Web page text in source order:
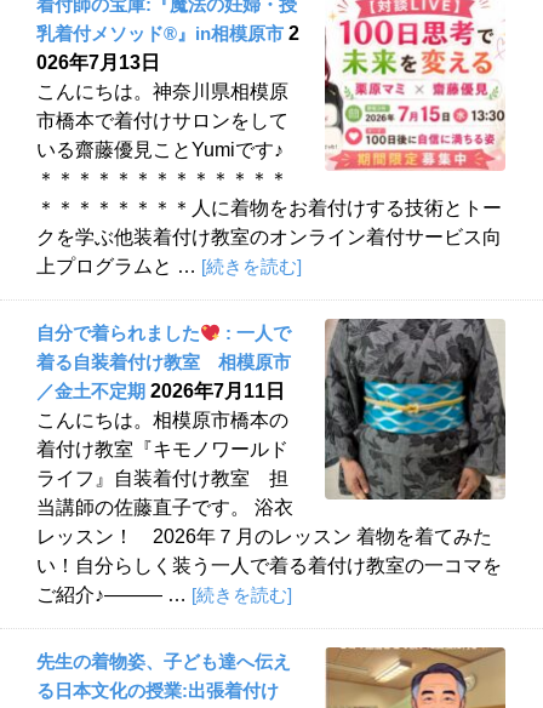
着付師の宝庫:『魔法の妊婦・授
乳着付メソッド®︎』in相模原市 2
026年7月13日
こんにちは。神奈川県相模原
市橋本で着付けサロンをして
いる齋藤優見ことYumiです♪
＊＊＊＊＊＊＊＊＊＊＊＊＊
＊＊＊＊＊＊＊＊人に着物をお着付けする技術とトー
クを学ぶ他装着付け教室のオンライン着付サービス向
上プログラムと … [続きを読む]
自分で着られました
: 一人で
着る自装着付け教室 相模原市
／金土不定期 2026年7月11日
こんにちは。相模原市橋本の
着付け教室『キモノワールド
ライフ』自装着付け教室 担
当講師の佐藤直子です。 浴衣
レッスン！ 2026年７月のレッスン 着物を着てみた
い！自分らしく装う一人で着る着付け教室の一コマを
ご紹介♪——— … [続きを読む]
先生の着物姿、子ども達へ伝え
る日本文化の授業:出張着付け